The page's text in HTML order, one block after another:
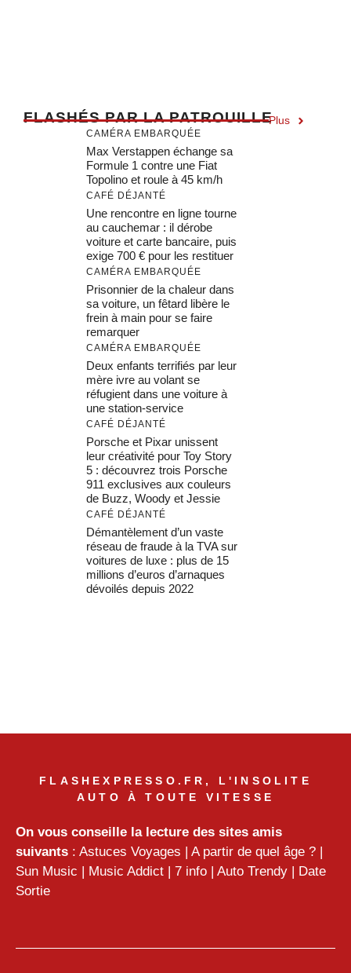
FLASHÉS PAR LA PATROUILLEPlus
CAMÉRA EMBARQUÉE
Max Verstappen échange sa
Formule 1 contre une Fiat
Topolino et roule à 45 km/h
CAFÉ DÉJANTÉ
Une rencontre en ligne tourne
au cauchemar : il dérobe
voiture et carte bancaire, puis
exige 700 € pour les restituer
CAMÉRA EMBARQUÉE
Prisonnier de la chaleur dans
sa voiture, un fêtard libère le
frein à main pour se faire
remarquer
CAMÉRA EMBARQUÉE
Deux enfants terrifiés par leur
mère ivre au volant se
réfugient dans une voiture à
une station-service
CAFÉ DÉJANTÉ
Porsche et Pixar unissent
leur créativité pour Toy Story
5 : découvrez trois Porsche
911 exclusives aux couleurs
de Buzz, Woody et Jessie
CAFÉ DÉJANTÉ
Démantèlement d’un vaste
réseau de fraude à la TVA sur
voitures de luxe : plus de 15
millions d’euros d’arnaques
dévoilés depuis 2022
FLASHEXPRESSO.FR, L'INSOLITE
AUTO À TOUTE VITESSE
On vous conseille la lecture des sites amis
suivants : Astuces Voyages | A partir de quel âge ? |
Sun Music | Music Addict | 7 info | Auto Trendy | Date
Sortie